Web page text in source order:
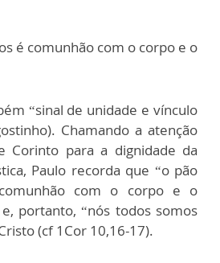
é comunhão com o corpo e o
“sinal de unidade e vínculo
Chamando a atenção
Corinto para a dignidade da
Paulo recorda que “o pão
com o corpo e o
portanto, “nós todos somos
(cf 1Cor 10,16-17).